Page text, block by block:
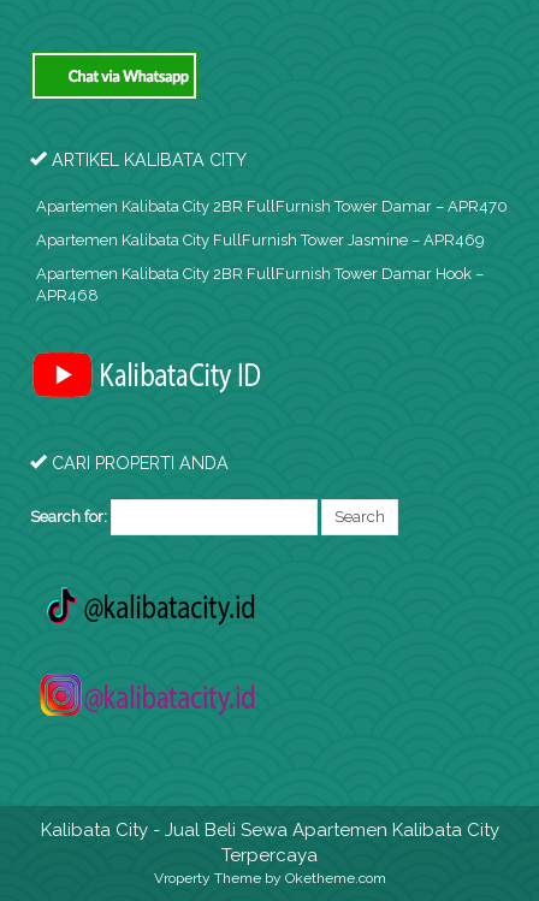
ARTIKEL KALIBATA CITY
Apartemen Kalibata City 2BR FullFurnish Tower Damar – APR470
Apartemen Kalibata City FullFurnish Tower Jasmine – APR469
Apartemen Kalibata City 2BR FullFurnish Tower Damar Hook –
APR468
CARI PROPERTI ANDA
Search for:
Kalibata City- Jual Beli Sewa Apartemen Kalibata City
Terpercaya
Vroperty Themeby Oketheme.com